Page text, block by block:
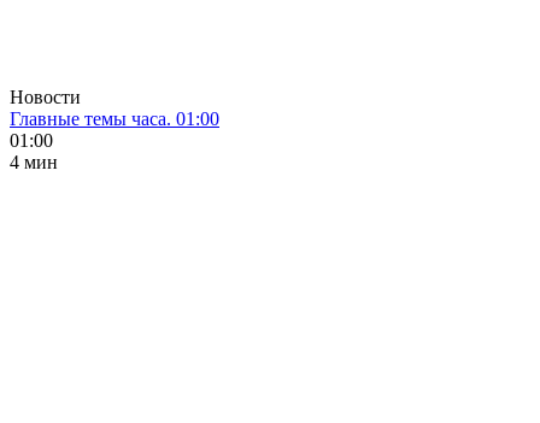
Новости
Главные темы часа. 01:00
01:00
4 мин